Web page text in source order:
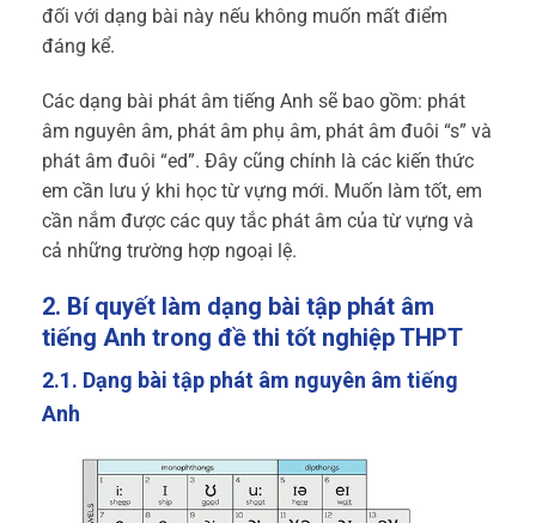
đối với dạng bài này nếu không muốn mất điểm
đáng kể.
Các dạng bài phát âm tiếng Anh sẽ bao gồm: phát
âm nguyên âm, phát âm phụ âm, phát âm đuôi “s” và
phát âm đuôi “ed”. Đây cũng chính là các kiến thức
em cần lưu ý khi học từ vựng mới. Muốn làm tốt, em
cần nắm được các quy tắc phát âm của từ vựng và
cả những trường hợp ngoại lệ.
2. Bí quyết làm dạng bài tập phát âm
tiếng Anh trong đề thi tốt nghiệp THPT
2.1. Dạng bài tập phát âm nguyên âm tiếng
Anh